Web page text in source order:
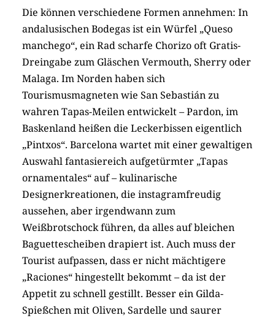
Die können verschiedene Formen annehmen: In
andalusischen Bodegas ist ein Würfel „Queso
manchego“, ein Rad scharfe Chorizo oft Gratis-
Dreingabe zum Gläschen Vermouth, Sherry oder
Malaga. Im Norden haben sich
Tourismusmagneten wie San Sebastián zu
wahren Tapas-Meilen entwickelt – Pardon, im
Baskenland heißen die Leckerbissen eigentlich
„Pintxos“. Barcelona wartet mit einer gewaltigen
Auswahl fantasiereich aufgetürmter „Tapas
ornamentales“ auf – kulinarische
Designerkreationen, die instagramfreudig
aussehen, aber irgendwann zum
Weißbrotschock führen, da alles auf bleichen
Baguettescheiben drapiert ist. Auch muss der
Tourist aufpassen, dass er nicht mächtigere
„Raciones“ hingestellt bekommt – da ist der
Appetit zu schnell gestillt. Besser ein Gilda-
Spießchen mit Oliven, Sardelle und saurer